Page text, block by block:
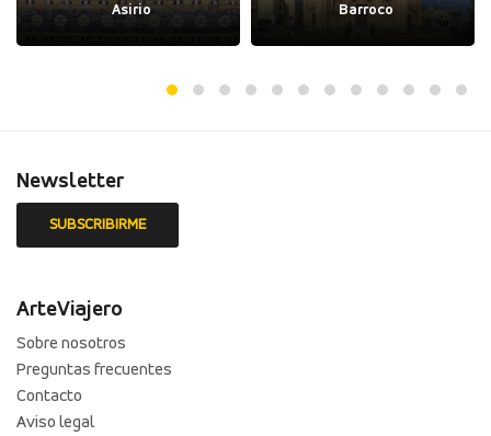
Asirio Barroco
Newsletter
ArteViajero
Sobre nosotros
Preguntas frecuentes
Contacto
Aviso legal